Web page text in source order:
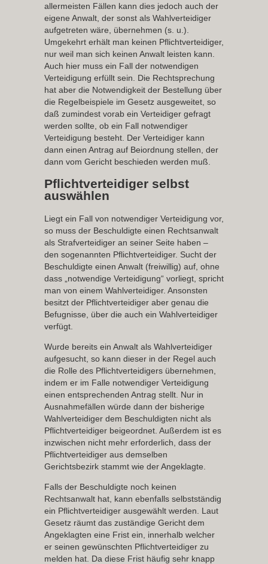
allermeisten Fällen kann dies jedoch auch der
eigene Anwalt, der sonst als Wahlverteidiger
aufgetreten wäre, übernehmen (s. u.).
Umgekehrt erhält man keinen Pflichtverteidiger,
nur weil man sich keinen Anwalt leisten kann.
Auch hier muss ein Fall der notwendigen
Verteidigung erfüllt sein. Die Rechtsprechung
hat aber die Notwendigkeit der Bestellung über
die Regelbeispiele im Gesetz ausgeweitet, so
daß zumindest vorab ein Verteidiger gefragt
werden sollte, ob ein Fall notwendiger
Verteidigung besteht. Der Verteidiger kann
dann einen Antrag auf Beiordnung stellen, der
dann vom Gericht beschieden werden muß.
Pflichtverteidiger selbst
auswählen
Liegt ein Fall von notwendiger Verteidigung vor,
so muss der Beschuldigte einen Rechtsanwalt
als Strafverteidiger an seiner Seite haben –
den sogenannten Pflichtverteidiger. Sucht der
Beschuldigte einen Anwalt (freiwillig) auf, ohne
dass „notwendige Verteidigung“ vorliegt, spricht
man von einem Wahlverteidiger. Ansonsten
besitzt der Pflichtverteidiger aber genau die
Befugnisse, über die auch ein Wahlverteidiger
verfügt.
Wurde bereits ein Anwalt als Wahlverteidiger
aufgesucht, so kann dieser in der Regel auch
die Rolle des Pflichtverteidigers übernehmen,
indem er im Falle notwendiger Verteidigung
einen entsprechenden Antrag stellt. Nur in
Ausnahmefällen würde dann der bisherige
Wahlverteidiger dem Beschuldigten nicht als
Pflichtverteidiger beigeordnet. Außerdem ist es
inzwischen nicht mehr erforderlich, dass der
Pflichtverteidiger aus demselben
Gerichtsbezirk stammt wie der Angeklagte.
Falls der Beschuldigte noch keinen
Rechtsanwalt hat, kann ebenfalls selbstständig
ein Pflichtverteidiger ausgewählt werden. Laut
Gesetz räumt das zuständige Gericht dem
Angeklagten eine Frist ein, innerhalb welcher
er seinen gewünschten Pflichtverteidiger zu
melden hat. Da diese Frist häufig sehr knapp